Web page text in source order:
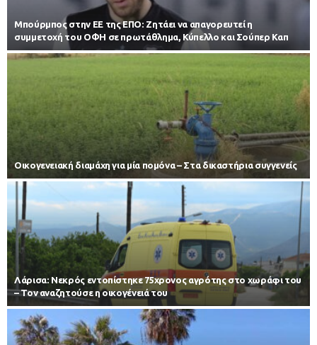
Μπούρμπος στην ΕΕ της ΕΠΟ: Ζητάει να απαγορευτεί η
συμμετοχή του ΟΦΗ σε πρωτάθλημα, Κύπελλο και Σούπερ Καπ
Οικογενειακή διαμάχη για μία πομόνα – Στα δικαστήρια συγγενείς
Λάρισα: Νεκρός εντοπίστηκε 75χρονος αγρότης στο χωράφι του
– Toν αναζητούσε η οικογένειά του